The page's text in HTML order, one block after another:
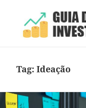
Tag:Ideação